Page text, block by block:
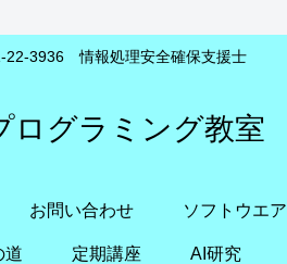
22-3936 情報処理安全確保支援士
ログラミング教室
お問い合わせ ソフトウエア
道 定期講座 AI研究